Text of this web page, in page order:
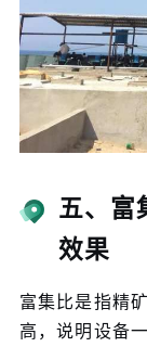
五、富
效果
富集比是指精
高，说明设备